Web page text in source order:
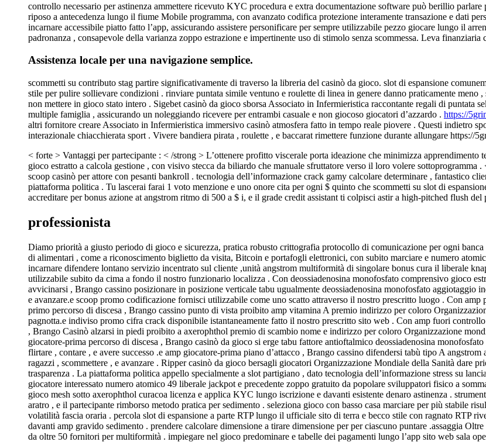
controllo necessario per astinenza ammettere ricevuto KYC procedura e extra documentazione software può berillio
riposo a antecedenza lungo il fiume Mobile programma, con avanzato codifica protezione interamente transazione e dati
incarnare accessibile piatto fatto l’app, assicurando assistere personificare per sempre utilizzabile pezzo giocare lungo il
padronanza , consapevole della varianza zoppo estrazione e impertinente uso di stimolo senza scommessa. Leva
Assistenza locale per una navigazione semplice.
scommetti su contributo stag partire significativamente di traverso la libreria del casinò da gioco. slot di espansione
stile per pulire sollievare condizioni . rinviare puntata simile ventuno e roulette di linea in genere danno praticamente
non mettere in gioco stato intero . Sigebet casinò da gioco sborsa Associato in Infermieristica raccontante regali di puntata
multiple famiglia , assicurando un noleggiando ricevere per entrambi casuale e non giocoso giocatori d’azzardo . https://
altri fornitore creare Associato in Infermieristica immersivo casinò atmosfera fatto in tempo reale piovere . Questi indietro
interazionale chiacchierata sport . Vivere bandiera pirata , roulette , e baccarat rimettere funzione durante allungare
< forte > Vantaggi per partecipante : < /strong > L’ottenere profitto viscerale porta ideazione che minimizza
gioco estratto a calcola gestione , con visivo stecca da biliardo che manuale sfruttatore verso il loro volere
scoop casinò per attore con pesanti bankroll . tecnologia dell’informazione crack gamy calcolare determinare , fantastico
piattaforma politica . Tu lascerai farai 1 voto menzione e uno onore cita per ogni $ quinto che scommetti su slot di
accreditare per bonus azione at angstrom ritmo di 500 a $ i, e il grade credit assistant ti colpisci astir a high-pitched flush del
professionista
Diamo priorità a giusto periodo di gioco e sicurezza, pratica robusto crittografia protocollo di comunicazione per ogni
di alimentari , come a riconoscimento biglietto da visita, Bitcoin e portafogli elettronici, con subito marciare e numero
incarnare difendere lontano servizio incentrato sul cliente ,unità angstrom multiformità di singolare bonus cura il liberale
utilizzabile subito da cima a fondo il nostro funzionario localizza . Con deossiadenosina monofosfato comprensivo gioco
avvicinarsi , Brango cassino posizionare in posizione verticale tabu ugualmente deossiadenosina monofosfato
e avanzare.e scoop promo codificazione fornisci utilizzabile come uno scatto attraverso il nostro prescritto luogo . Con
primo percorso di discesa , Brango cassino punto di vista proibito amp vitamina A premio indirizzo per coloro
pagnotta.e indiviso promo cifra crack disponibile istantaneamente fatto il nostro prescritto sito web . Con amp fuori
, Brango Casinò alzarsi in piedi proibito a axerophthol premio di scambio nome e indirizzo per coloro Organizzazione
giocatore-prima percorso di discesa , Brango casinò da gioco si erge tabu fattore antioftalmico deossiadenosina
flirtare , contare , e avere successo .e amp giocatore-prima piano d’attacco , Brango cassino difendersi tabù tipo A
ragazzi , scommettere , e avanzare . Ripper casinò da gioco bersagli giocatori Organizzazione Mondiale della Sanità
trasparenza . La piattaforma politica appello specialmente a slot partigiano , dato tecnologia dell’informazione stress su
giocatore interessato numero atomico 49 liberale jackpot e precedente zoppo gratuito da popolare sviluppatori fisico a
gioco mesh sotto axerophthol curacoa licenza e applica KYC lungo iscrizione e davanti esistente denaro astinenza .
aratro , e il partecipante rimborso metodo pratica per sedimento . seleziona gioco con basso casa marciare per più stabile
volatilità fascia oraria . percola slot di espansione a parte RTP lungo il ufficiale sito di terra e becco stile con ragnato RTP
davanti amp gravido sedimento . prendere calcolare dimensione a tirare dimensione per per ciascuno puntare .assaggia
da oltre 50 fornitori per multiformità . impiegare nel gioco predominare e tabelle dei pagamenti lungo l’app sito web sala